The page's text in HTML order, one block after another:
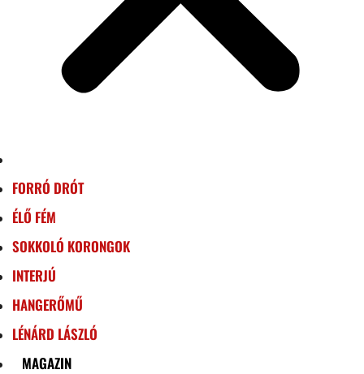
FORRÓ DRÓT
ÉLŐ FÉM
SOKKOLÓ KORONGOK
INTERJÚ
HANGERŐMŰ
LÉNÁRD LÁSZLÓ
MAGAZIN